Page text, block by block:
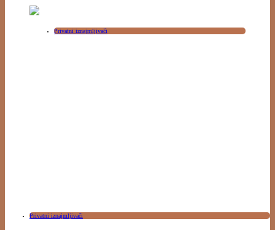
Privatni iznajmljivači
Privatni iznajmljivači